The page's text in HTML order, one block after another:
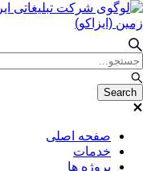
صفحه اصلی
خدمات
پروژه ها